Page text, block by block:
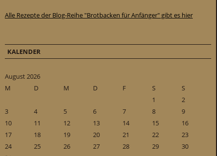
Alle Rezepte der Blog-Reihe "Brotbacken für Anfänger" gibt es hier
KALENDER
August 2026
M
D M D F S
S
1
2
3
4 5 6 7 8
9
10
11 12 13 14 15
16
17
18 19 20 21 22
23
24
25 26 27 28 29
30